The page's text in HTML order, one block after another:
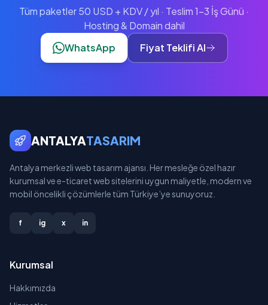
Tüm paketler 50 USD + KDV / yıl · Teslim 1-3 İş Günü ·
Hosting & Domain dahil
WhatsApp
Fiyat Teklifi Al
ANTALYATASARIM
Antalya merkezli web tasarım ajansı. Her mesleğe özel hazır
kurumsal ve e-ticaret web sitelerini uygun maliyetle, modern ve
mobil öncelikli çözümlerle tüm Türkiye’ye sunuyoruz.
f ig x in
Kurumsal
Hakkımızda